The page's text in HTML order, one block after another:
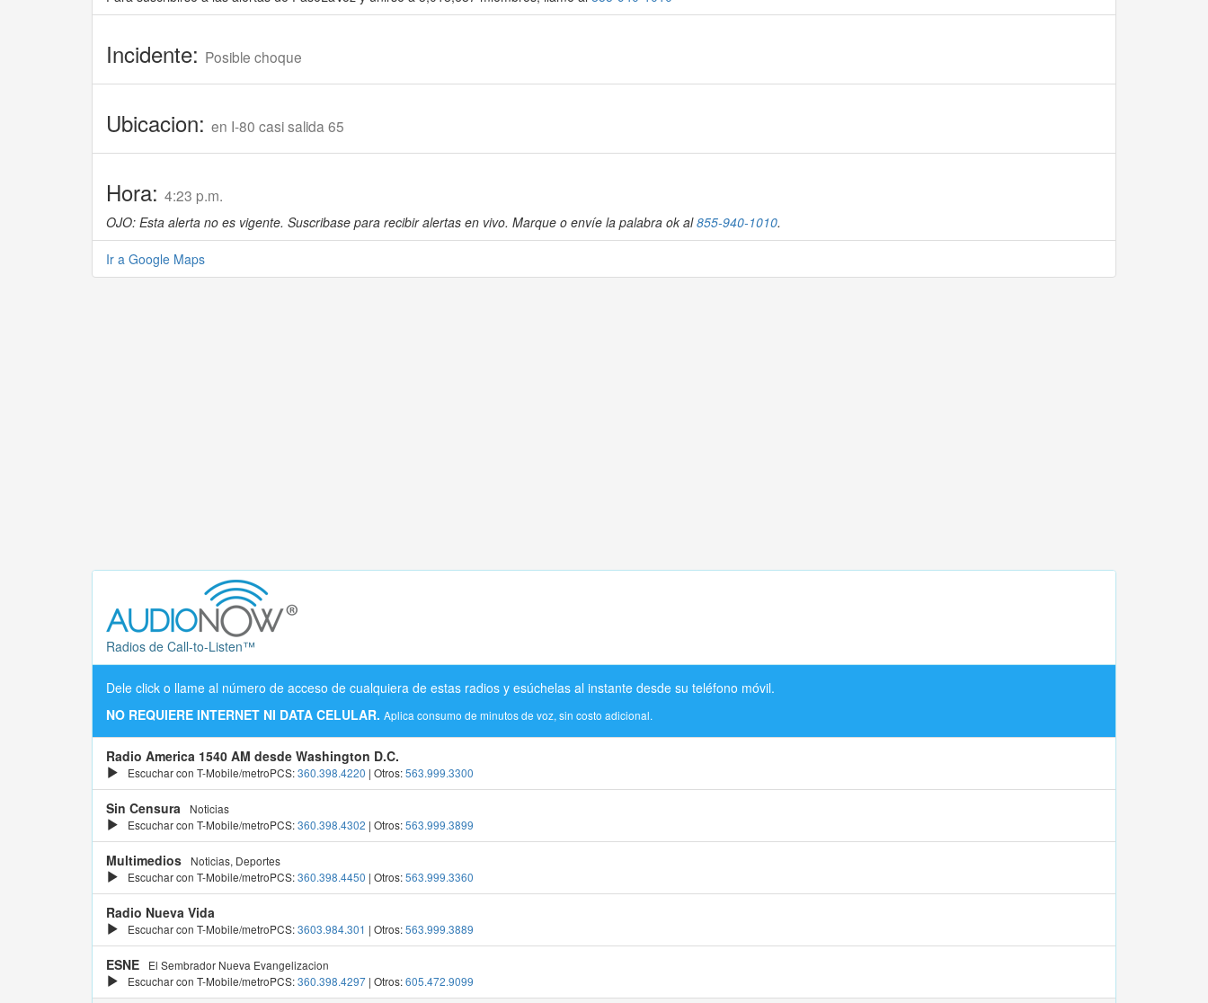
Incidente: Posible choque
Ubicacion: en I-80 casi salida 65
Hora: 4:23 p.m.
OJO: Esta alerta no es vigente. Suscribase para recibir alertas en vivo. Marque o envíe la palabra ok al855-940-1010.
Ir a Google Maps
Radios de Call-to-Listen™
Dele click o llame al número de acceso de cualquiera de estas radios y esúchelas al instante desde su teléfono móvil.
NO REQUIERE INTERNET NI DATA CELULAR. Aplica consumo de minutos de voz, sin costo adicional.
Radio America 1540 AM desde Washington D.C.
Escuchar con T-Mobile/metroPCS:360.398.4220 | Otros:563.999.3300
Sin Censura
Noticias
Escuchar con T-Mobile/metroPCS:360.398.4302 | Otros:563.999.3899
Multimedios
Noticias, Deportes
Escuchar con T-Mobile/metroPCS:360.398.4450 | Otros:563.999.3360
Radio Nueva Vida
Escuchar con T-Mobile/metroPCS:3603.984.301 | Otros:563.999.3889
ESNE
El Sembrador Nueva Evangelizacion
Escuchar con T-Mobile/metroPCS:360.398.4297 | Otros:605.472.9099